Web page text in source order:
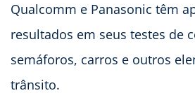
Qualcomm e Panasonic têm
resultados em seus testes de
semáforos, carros e outros
trânsito.